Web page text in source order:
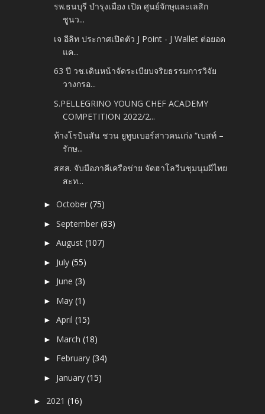
รพ.ธนบุรี บำรุงเมือง เปิด ศูนย์จักษุและเลสิก
ชูนว...
เจ อีลิท ประกาศเปิดตัว J Point - J Wallet ต่อยอด
แค...
63 ปี วช.เดินหน้าจัดระเบียบจริยธรรมการวิจัย
วางกรอ...
S.PELLEGRINO YOUNG CHEF ACADEMY
COMPETITION 2022/2...
ห้างโรบินสัน ชวน ยูทูบเบอร์สาวคนเก่ง “เบสท์ –
รักษ...
สสส. จับมือภาคีเครือข่าย จัดฮาโลวีนชุมนุมผีไทย
สะท...
►October(75)
►September(83)
►August(107)
► July(55)
► June(3)
► May(1)
►April(15)
► March(18)
► February(34)
► January(15)
► 2021(16)